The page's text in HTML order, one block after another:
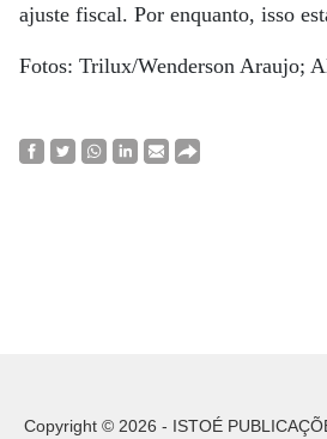
ajuste fiscal. Por enquanto, isso
Fotos: Trilux/Wenderson Araujo;
Copyright © 2026 - ISTOÉ